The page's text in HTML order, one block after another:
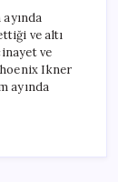
ve altı
ve
Ikner
ayında